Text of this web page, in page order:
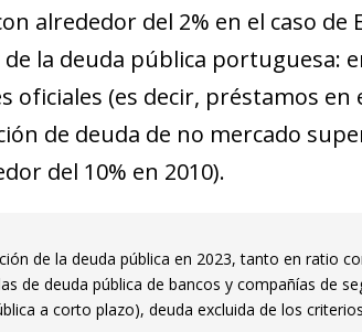
window)
alrededor del 2% en el caso
la deuda pública portuguesa:
oficiales (es decir, préstamos
de deuda de no mercado
del 10% en 2010).
de la deuda pública en 2023, tanto en ratio
de deuda pública de bancos y compañías de
a corto plazo), deuda excluida de los